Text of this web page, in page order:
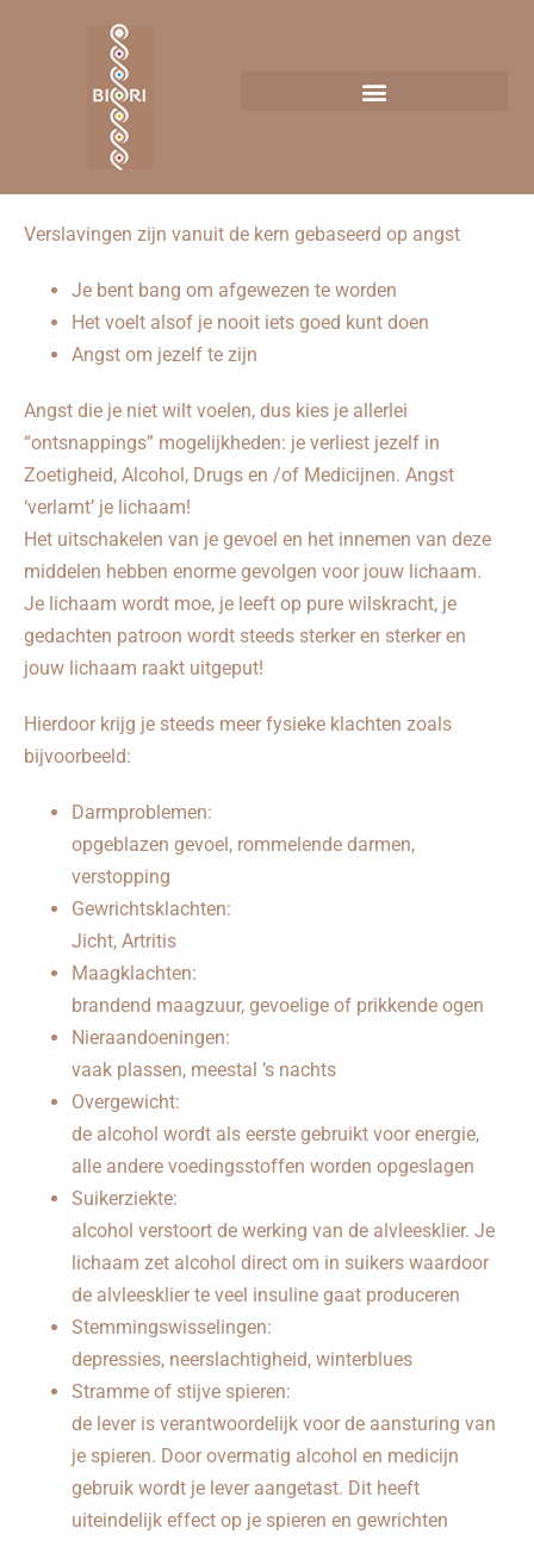
Verslavingen zijn vanuit de kern gebaseerd op angst
Je bent bang om afgewezen te worden
Het voelt alsof je nooit iets goed kunt doen
Angst om jezelf te zijn
Angst die je niet wilt voelen, dus kies je allerlei
“ontsnappings” mogelijkheden: je verliest jezelf in
Zoetigheid, Alcohol, Drugs en /of Medicijnen. Angst
‘verlamt’ je lichaam!
Het uitschakelen van je gevoel en het innemen van deze
middelen hebben enorme gevolgen voor jouw lichaam.
Je lichaam wordt moe, je leeft op pure wilskracht, je
gedachten patroon wordt steeds sterker en sterker en
jouw lichaam raakt uitgeput!
Hierdoor krijg je steeds meer fysieke klachten zoals
bijvoorbeeld:
Darmproblemen:
opgeblazen gevoel, rommelende darmen,
verstopping
Gewrichtsklachten:
Jicht, Artritis
Maagklachten:
brandend maagzuur, gevoelige of prikkende ogen
Nieraandoeningen:
vaak plassen, meestal ’s nachts
Overgewicht:
de alcohol wordt als eerste gebruikt voor energie,
alle andere voedingsstoffen worden opgeslagen
Suikerziekte:
alcohol verstoort de werking van de alvleesklier. Je
lichaam zet alcohol direct om in suikers waardoor
de alvleesklier te veel insuline gaat produceren
Stemmingswisselingen:
depressies, neerslachtigheid, winterblues
Stramme of stijve spieren:
de lever is verantwoordelijk voor de aansturing van
je spieren. Door overmatig alcohol en medicijn
gebruik wordt je lever aangetast. Dit heeft
uiteindelijk effect op je spieren en gewrichten